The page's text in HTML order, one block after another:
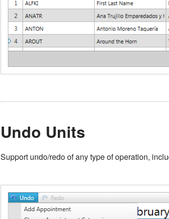
Undo Units
Support undo/redo of any type of operation,